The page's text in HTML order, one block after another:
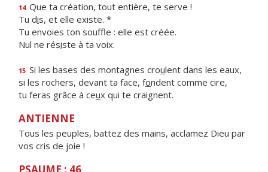
14 Que ta création, tout entière, te serve !
Tu dis, et elle existe. *
Tu envoies ton souffle : elle est créée.
Nul ne résiste à ta voix.
15 Si les bases des montagnes croulent dans les eaux,
si les rochers, devant ta face, fondent comme cire,
tu feras grâce à ceux qui te craignent.
ANTIENNE
Tous les peuples, battez des mains, acclamez Dieu par
vos cris de joie !